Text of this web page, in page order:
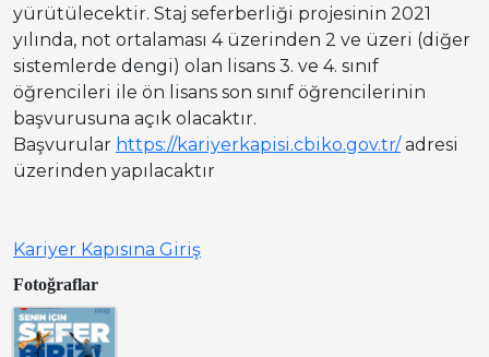
yürütülecektir. Staj seferberliği projesinin 2021
yılında, not ortalaması 4 üzerinden 2 ve üzeri (diğer
sistemlerde dengi) olan lisans 3. ve 4. sınıf
öğrencileri ile ön lisans son sınıf öğrencilerinin
başvurusuna açık olacaktır.
Başvurular https://kariyerkapisi.cbiko.gov.tr/adresi
üzerinden yapılacaktır
Kariyer Kapısına Giriş
Fotoğraflar